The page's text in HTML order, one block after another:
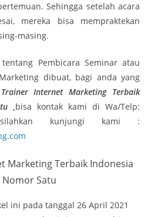
Sehingga setelah acara
mereka bisa mempraktekan
masing.
Pembicara Seminar atau
dibuat, bagi anda yang
Trainer Internet Marketing Terbaik
,bisa kontak kami di Wa/Telp:
silahkan kunjungi kami :
ini pada tanggal 26 April 2021